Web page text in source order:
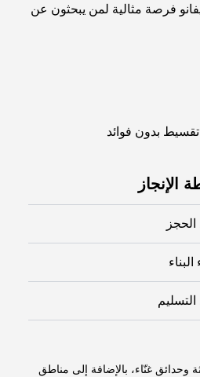
فرصة مثالية لمن يبحثون عن
الإنجاز
الحجز
البناء
التسليم
وحدائق غنّاء، بالإضافة إلى مناطق